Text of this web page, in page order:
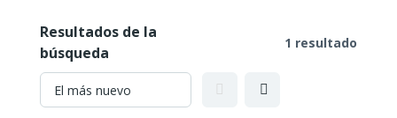
Resultados de la
búsqueda
1 resultado